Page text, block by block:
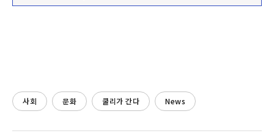
사회 문화 쿨리가 간다 News